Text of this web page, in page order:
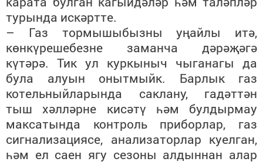
турында искәртте.
– Газ тормышыбызны уңайлы итә,
көнкүрешебезне заманча дәрәҗәгә
күтәрә. Тик ул куркыныч чыганагы да
була алуын онытмыйк. Барлык газ
котельныйларында саклану, гадәттән
тыш хәлләрне кисәтү һәм булдырмау
максатында контроль приборлар, газ
сигнализациясе, анализаторлар куелган,
һәм ел саен ягу сезоны алдыннан алар